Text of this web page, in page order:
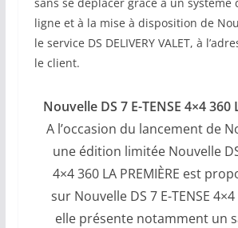
ligne et à la mise à disposition de
le service DS DELIVERY VALET, à
le client.
Nouvelle DS 7 E-TENSE 4×4 360
A l’occasion du lancement de
une édition limitée Nouvelle DS
4×4 360 LA PREMIÈRE est
sur Nouvelle DS 7 E-TENSE 4×4
elle présente notamment un